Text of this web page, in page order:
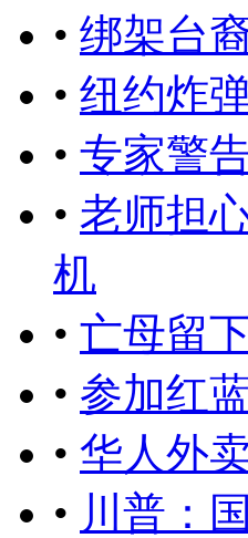
• 绑架台
• 纽约炸
• 专家警
• 老师担
机
• 亡母留
• 参加红
• 华人外
• 川普：